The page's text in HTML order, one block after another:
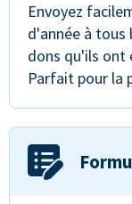
Envoyez
d'année à tous
dons qu'ils ont
Parfait pour la